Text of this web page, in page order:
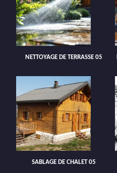
NETTOYAGE DE TERRASSE 05
SABLAGE DE CHALET 05